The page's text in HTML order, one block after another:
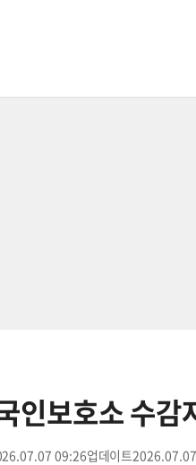
인보호소 수
09:26